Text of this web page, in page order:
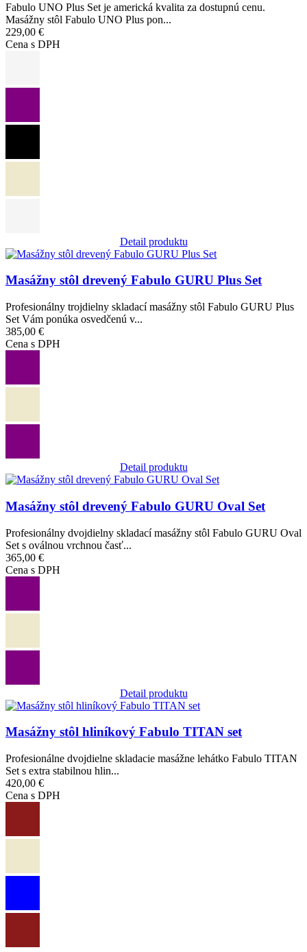
Fabulo UNO Plus Set je americká kvalita za dostupnú cenu.
Masážny stôl Fabulo UNO Plus pon...
229,00 €
Cena s DPH
Detail produktu
Obrázok
Masážny stôl drevený Fabulo GURU Plus Set
Profesionálny trojdielny skladací masážny stôl Fabulo GURU Plus
Set Vám ponúka osvedčenú v...
385,00 €
Cena s DPH
Detail produktu
Obrázok
Masážny stôl drevený Fabulo GURU Oval Set
Profesionálny dvojdielny skladací masážny stôl Fabulo GURU Oval
Set s oválnou vrchnou časť...
365,00 €
Cena s DPH
Detail produktu
Obrázok
Masážny stôl hliníkový Fabulo TITAN set
Profesionálne dvojdielne skladacie masážne lehátko Fabulo TITAN
Set s extra stabilnou hlin...
420,00 €
Cena s DPH